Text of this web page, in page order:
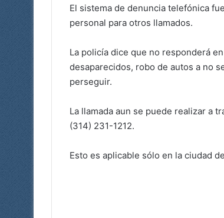
El sistema de denuncia telefónica
personal para otros llamados.
La policía dice que no responderá
desaparecidos, robo de autos a no
perseguir.
La llamada aun se puede realizar a
(314) 231-1212.
Esto es aplicable sólo en la ciudad